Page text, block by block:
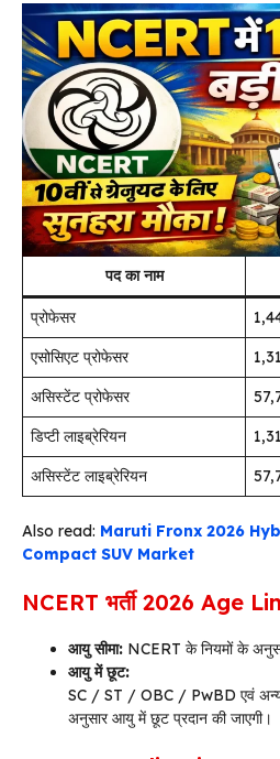
पद का नाम
प्रोफेसर
एसोसिएट प्रोफेसर
असिस्टेंट प्रोफेसर
डिप्टी लाइब्रेरियन
असिस्टेंट लाइब्रेरियन
Also read: Maruti Fronx 2026
Compact SUV Market
NCERT भर्ती 2026 Age
आयु सीमा: NCERT के नियमों के
आयु में छूट:
SC / ST / OBC / PwBD एवं अन्य
अनुसार आयु में छूट प्रदान की जाएगी।